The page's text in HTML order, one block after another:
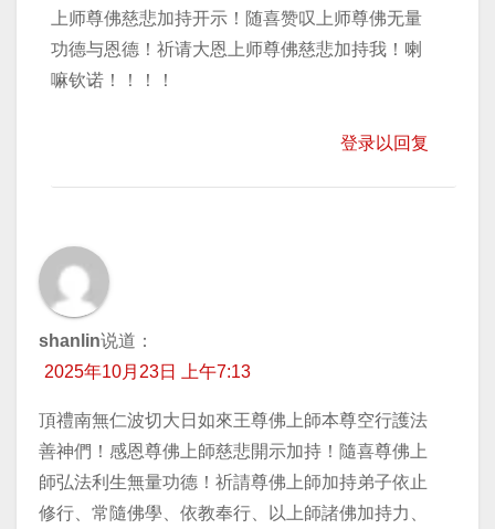
上师尊佛慈悲加持开示！随喜赞叹上师尊佛无量
功德与恩德！祈请大恩上师尊佛慈悲加持我！喇
嘛钦诺！！！！
登录以回复
shanlin说道：
2025年10月23日 上午7:13
頂禮南無仁波切大日如來王尊佛上師本尊空行護法
善神們！感恩尊佛上師慈悲開示加持！隨喜尊佛上
師弘法利生無量功德！祈請尊佛上師加持弟子依止
修行、常隨佛學、依教奉行、以上師諸佛加持力、